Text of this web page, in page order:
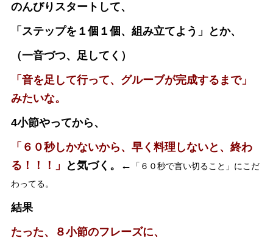
のんびりスタートして、
「ステップを１個１個、組み立てよう」とか、
（一音づつ、足してく）
「音を足して行って、グルーブが完成するまで」
みたいな。
4小節やってから、
「６０秒しかないから、早く料理しないと、終わ
る！！！」
と気づく。←
「６０秒で言い切ること」にこだ
わってる。
結果
たった、８小節のフレーズに、